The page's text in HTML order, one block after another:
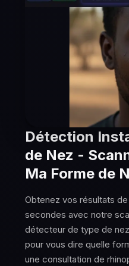
Détection
de Nez -
Ma Forme de
Obtenez vos résultats
secondes avec notre
détecteur de type de
pour vous dire quelle
une consultation de